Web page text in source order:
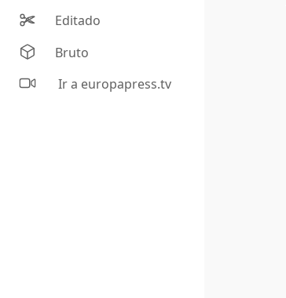
Editado
Bruto
Ir a europapress.tv